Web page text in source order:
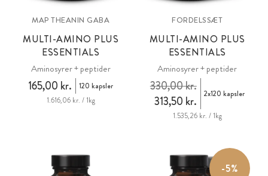
MAP THEANIN GABA
MULTI-AMINO PLUS
ESSENTIALS
Aminosyrer + peptider
165,00 kr.
120 kapsler
1.616,06 kr. / 1kg
FORDELSSÆT
MULTI-AMINO PLUS
ESSENTIALS
Aminosyrer + peptider
313,50 kr.
330,00 kr. 2x120 kapsler
1.535,26 kr. / 1kg
-5%